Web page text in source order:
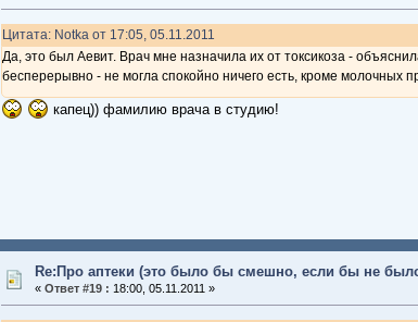
Цитата: Notka от 17:05, 05.11.2011
Да, это был Аевит. Врач мне назначила их от токсикоза -
бесперерывно - не могла спокойно ничего есть, кроме молочных
капец)) фамилию врача в студию!
Re:Про аптеки (это было бы смешно, если бы не
« Ответ #19 : 18:00, 05.11.2011 »